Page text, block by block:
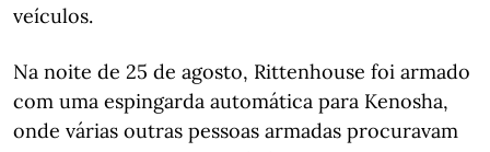
veículos.
Na noite de 25 de agosto, Rittenhouse foi armado
com uma espingarda automática para Kenosha,
onde várias outras pessoas armadas procuravam